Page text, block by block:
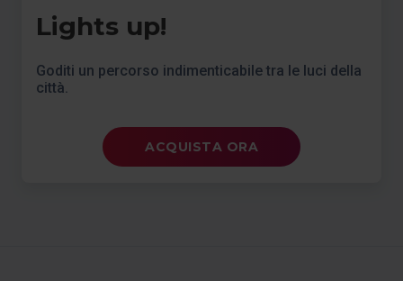
Lights up!
Goditi un percorso indimenticabile tra le luci della
città.
ACQUISTA ORA